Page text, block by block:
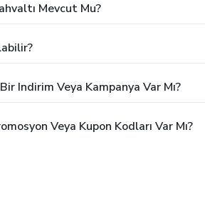
Mevcut Mu?
Indirim Veya Kampanya Var Mı?
Veya Kupon Kodları Var Mı?